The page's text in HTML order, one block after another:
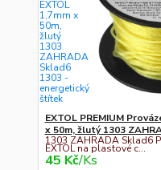
EXTOL PREMIUM
x 50m, žlutý 1303
1303 ZAHRADA Sklad6
EXTOL na plastové c...
45 Kč/Ks